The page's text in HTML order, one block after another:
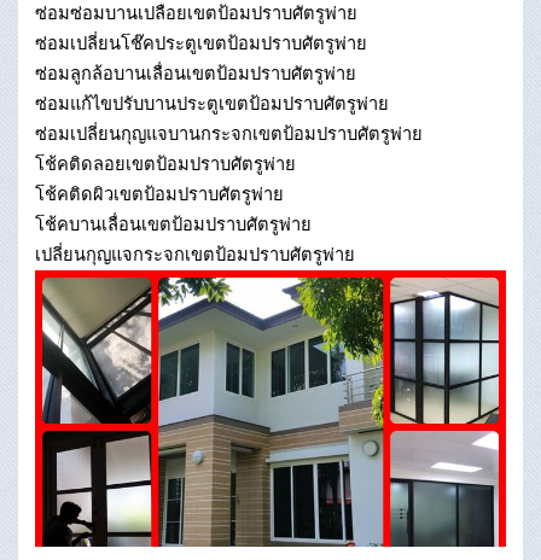
ซ่อมซ่อมบานเปลือยเขตป้อมปราบศัตรูพ่าย
ซ่อมเปลี่ยนโช๊คประตูเขตป้อมปราบศัตรูพ่าย
ซ่อมลูกล้อบานเลื่อนเขตป้อมปราบศัตรูพ่าย
ซ่อมแก้ไขปรับบานประตูเขตป้อมปราบศัตรูพ่าย
ซ่อมเปลี่ยนกุญแจบานกระจกเขตป้อมปราบศัตรูพ่าย
โช้คติดลอยเขตป้อมปราบศัตรูพ่าย
โช้คติดผิวเขตป้อมปราบศัตรูพ่าย
โช้คบานเลื่อนเขตป้อมปราบศัตรูพ่าย
เปลี่ยนกุญแจกระจกเขตป้อมปราบศัตรูพ่าย